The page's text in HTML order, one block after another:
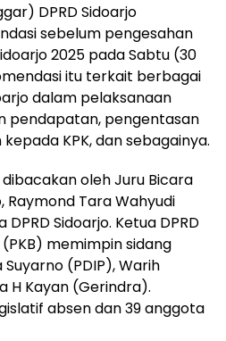
DPRD Sidoarjo
sebelum pengesahan
2025 pada Sabtu (30
itu terkait berbagai
dalam pelaksanaan
pendapatan, pengentasan
KPK, dan sebagainya.
oleh Juru Bicara
Raymond Tara Wahyudi
Sidoarjo. Ketua DPRD
memimpin sidang
(PDIP), Warih
H Kayan (Gerindra).
absen dan 39 anggota